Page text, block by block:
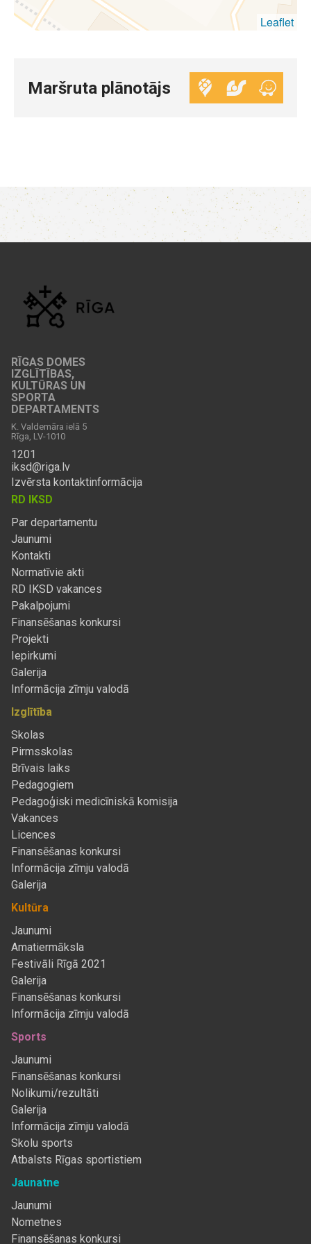
Leaflet
Maršruta plānotājs
RĪGAS DOMES
IZGLĪTĪBAS,
KULTŪRAS UN
SPORTA
DEPARTAMENTS
K. Valdemāra ielā 5
Rīga, LV-1010
1201
iksd@riga.lv
Izvērsta kontaktinformācija
RD IKSD
Par departamentu
Jaunumi
Kontakti
Normatīvie akti
RD IKSD vakances
Pakalpojumi
Finansēšanas konkursi
Projekti
Iepirkumi
Galerija
Informācija zīmju valodā
Izglītība
Skolas
Pirmsskolas
Brīvais laiks
Pedagogiem
Pedagoģiski medicīniskā komisija
Vakances
Licences
Finansēšanas konkursi
Informācija zīmju valodā
Galerija
Kultūra
Jaunumi
Amatiermāksla
Festivāli Rīgā 2021
Galerija
Finansēšanas konkursi
Informācija zīmju valodā
Sports
Jaunumi
Finansēšanas konkursi
Nolikumi/rezultāti
Galerija
Informācija zīmju valodā
Skolu sports
Atbalsts Rīgas sportistiem
Jaunatne
Jaunumi
Nometnes
Finansēšanas konkursi